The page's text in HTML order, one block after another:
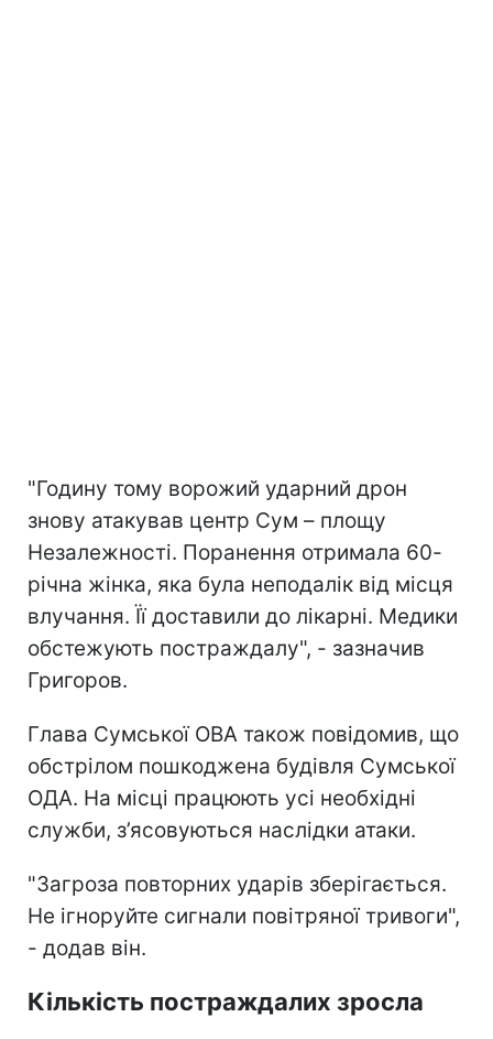
"Годину тому ворожий ударний дрон
знову атакував центр Сум – площу
Незалежності. Поранення отримала 60-
річна жінка, яка була неподалік від місця
влучання. Її доставили до лікарні. Медики
обстежують постраждалу", - зазначив
Григоров.
Глава Сумської ОВА також повідомив, що
обстрілом пошкоджена будівля Сумської
ОДА. На місці працюють усі необхідні
служби, з’ясовуються наслідки атаки.
"Загроза повторних ударів зберігається.
Не ігноруйте сигнали повітряної тривоги",
- додав він.
Кількість постраждалих зросла